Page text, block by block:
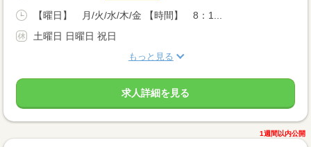
【曜日】 月/火/水/木/金 【時間】 8：1...
土曜日 日曜日 祝日
もっと見る
求人詳細を見る
1週間以内公開